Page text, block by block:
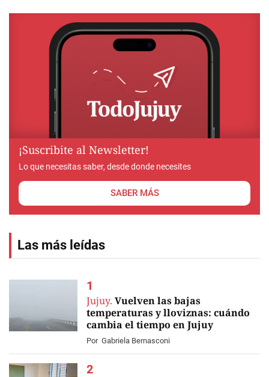
¡Suscribite al Newsletter!
Lo que necesitas saber, desde donde necesites
SABER MÁS
Las más leídas
Jujuy. Vuelven las bajas
temperaturas y lloviznas: cuándo
cambia el tiempo en Jujuy
Por Gabriela Bernasconi